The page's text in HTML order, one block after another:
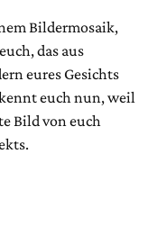
Bildermosaik,
das aus
eures Gesichts
euch nun, weil
Bild von euch